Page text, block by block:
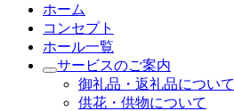
ホーム
コンセプト
ホール一覧
サービスのご案内
御礼品・返礼品について
供花・供物について